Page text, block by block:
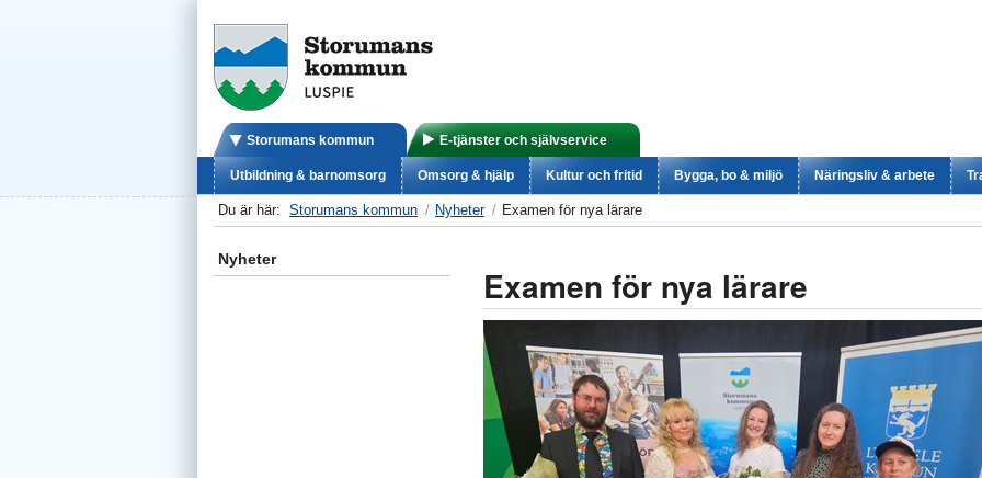
Storumans kommun E-tjänster och självservice
Utbildning & barnomsorg Omsorg & hjälp Kultur och fritid Bygga, bo & miljö Näringsliv & arbete
Du är här: Storumans kommun Nyheter Examen för nya lärare
Nyheter
Examen för nya lärare